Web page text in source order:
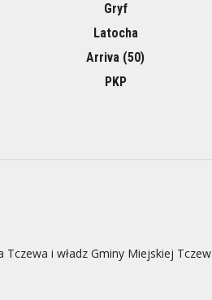
Gryf
Latocha
Arriva (50)
PKP
i władz Gminy Miejskiej Tczew